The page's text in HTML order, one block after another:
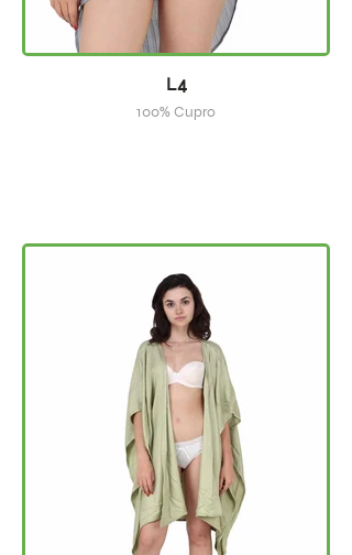
L4
100% Cupro